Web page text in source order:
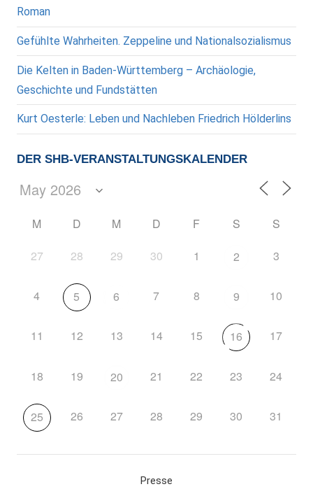
Roman
Gefühlte Wahrheiten. Zeppeline und Nationalsozialismus
Die Kelten in Baden-Württemberg – Archäologie,
Geschichte und Fundstätten
Kurt Oesterle: Leben und Nachleben Friedrich Hölderlins
DER SHB-VERANSTALTUNGSKALENDER
M D M D F S S
27 28 29 30 1 2 3
4 5 6 7 8 9 10
11 12 13 14 15 16 17
18 19 20 21 22 23 24
25 26 27 28 29 30 31
Presse